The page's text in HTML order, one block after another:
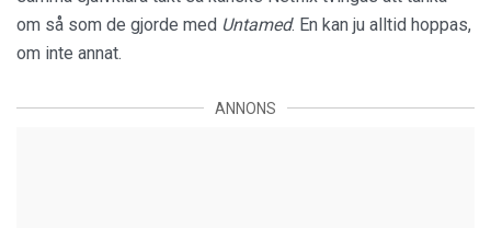
om så som de gjorde med Untamed. En kan ju alltid hoppas,
om inte annat.
ANNONS